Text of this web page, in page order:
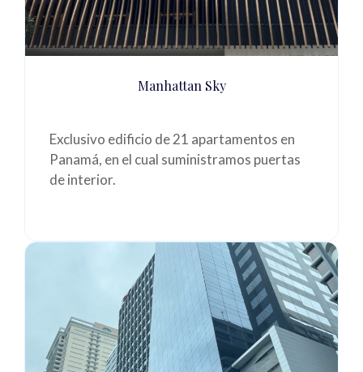
Manhattan Sky
Exclusivo edificio de 21 apartamentos en
Panamá, en el cual suministramos puertas
de interior.